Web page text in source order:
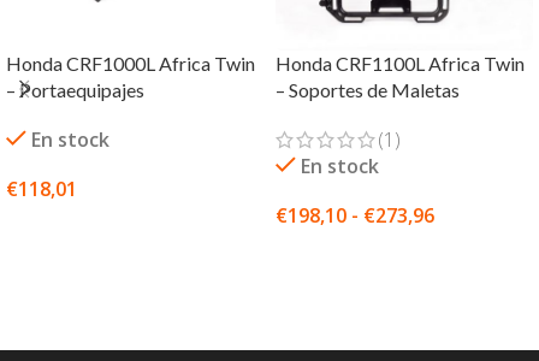
Honda CRF1000L Africa Twin
– Portaequipajes
En stock
€118,01
Honda CRF1100L Africa Twin
– Soportes de Maletas
(1)
En stock
€198,10 - €273,96